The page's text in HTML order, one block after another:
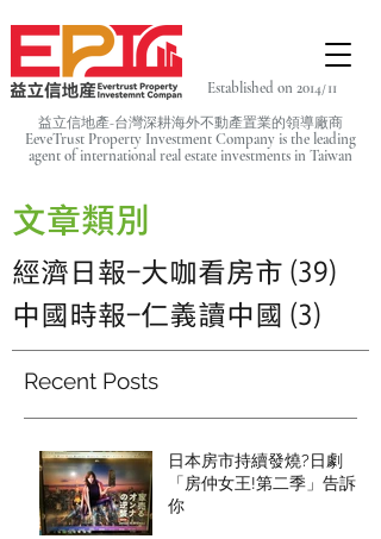
益立信地產-台灣深耕海外不動產置業的領導廠商
EeveTrust Property Investment Company is the leading
agent ofinternational real estate investments in Taiwan
Established on 2014/11
文章類別
經濟日報-大咖看房市 (39)
中國時報-仁義讀中國 (3)
Recent Posts
日本房市持續發燒?日劇
「房仲女王!第二季」告訴
你